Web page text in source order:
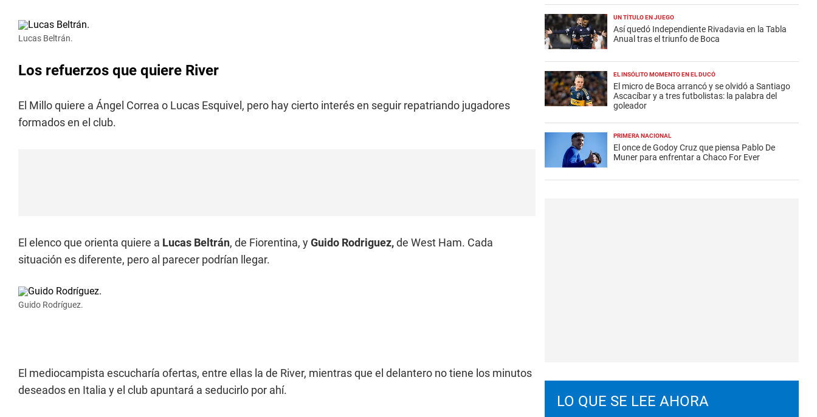
Lucas Beltrán.
Los refuerzos que quiere River
El Millo quiere a Ángel Correa o Lucas Esquivel, pero hay cierto interés en seguir repatriando jugadores
formados en el club.
El elenco que orienta quiere a Lucas Beltrán, de Fiorentina, yGuido Rodriguez,de West Ham. Cada
situación es diferente, pero al parecer podrían llegar.
Guido Rodríguez.
El mediocampista escucharía ofertas, entre ellas la de River, mientras que el delantero no tiene los minutos
deseados en Italia y el club apuntará a seducirlo por ahí.
UN TÍTULO EN JUEGO
Así quedó Independiente Rivadavia en la Tabla
Anual tras el triunfo de Boca
EL INSÓLITO MOMENTO EN EL DUCÓ
El micro de Boca arrancó y se olvidó a Santiago
Ascacíbar y a tres futbolistas: la palabra del
goleador
PRIMERA NACIONAL
El once de Godoy Cruz que piensa Pablo De
Muner para enfrentar a Chaco For Ever
LO QUE SE LEE AHORA